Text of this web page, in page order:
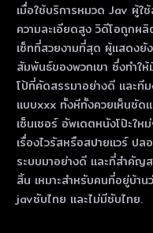
เมื่อใช้บริการหมวด Jav ผู้ใ
ความละเอียดสูง วิดีโอถูกผ
เซ็ทที่สวยงามที่สุด ผู้แสดงยั
สัมพันธ์ของพวกเขา ซึ่งทําให้
โป้ที่คัดสรรมาอย่างดี และที
แบบxxx ทั้งหีทั้งควยเห็นชัด
เซ็นเซอร์ อัพเดตหนังโป๊ะใ
เรื่องไวรัสหรือสปายแวร์ ป
ระบบมาอย่างดี และที่สำคัญ
สิ้น เหมาะสำหรับคนที่อยู่บ้าน
javซับไทย และไม่มีซับไทย.